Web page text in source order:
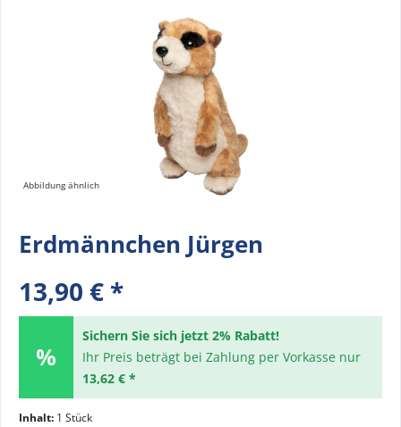
Abbildung ähnlich
Erdmännchen Jürgen
13,90 € *
Sichern Sie sich jetzt 2% Rabatt!
Ihr Preis beträgt bei Zahlung per Vorkasse nur
13,62 € *
Inhalt: 1 Stück